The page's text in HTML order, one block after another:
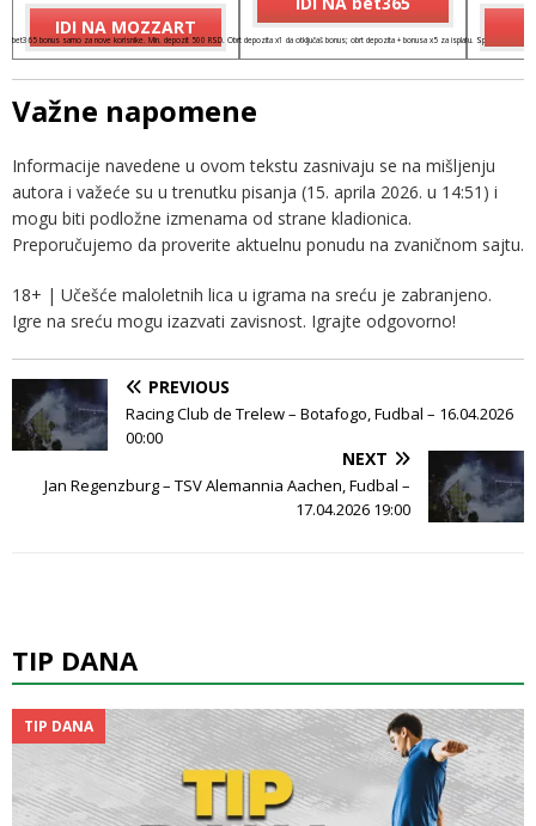
IDI NA MOZZART
bet365 bonus samo za nove korisnike. Min. depozit 500 RSD. Obrt depozita x1 da otključaš bonus; obrt depozita + bonusa x5 za isplatu. Spinovi važe 7
Važne napomene
Informacije navedene u ovom tekstu zasnivaju se na mišljenju
autora i važeće su u trenutku pisanja (15. aprila 2026. u 14:51) i
mogu biti podložne izmenama od strane kladionica.
Preporučujemo da proverite aktuelnu ponudu na zvaničnom sajtu.
18+ | Učešće maloletnih lica u igrama na sreću je zabranjeno.
Igre na sreću mogu izazvati zavisnost. Igrajte odgovorno!
PREVIOUS
Racing Club de Trelew – Botafogo, Fudbal – 16.04.2026
00:00
NEXT
Jan Regenzburg – TSV Alemannia Aachen, Fudbal –
17.04.2026 19:00
TIP DANA
TIP DANA